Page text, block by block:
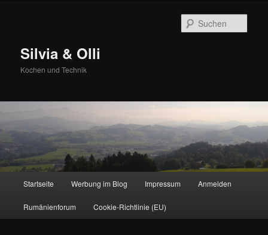
Silvia & Olli
Kochen und Technik
Startseite Werbung im Blog Impressum Anmelden
Rumänienforum Cookie-Richtlinie (EU)